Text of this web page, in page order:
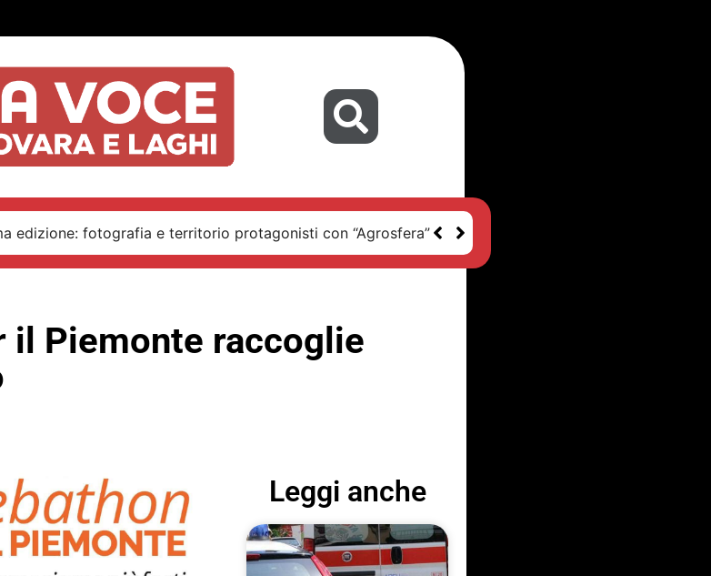
edizione: fotografia e territorio protagonisti con “Agrosfera”
il Piemonte raccoglie
Leggi anche